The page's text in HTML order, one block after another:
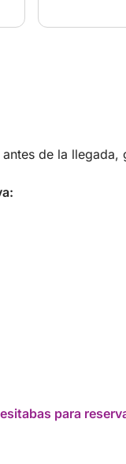
de la
para